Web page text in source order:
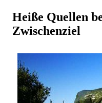
Heiße Quellen
Zwischenziel